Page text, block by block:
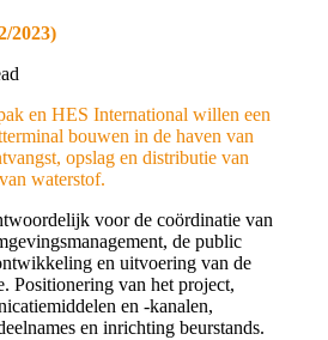
2023)
en HES International willen een
bouwen in de haven van
opslag en distributie van
waterstof.
voor de coördinatie van
de public
en uitvoering van de
Positionering van het project,
en -kanalen,
en inrichting beurstands.